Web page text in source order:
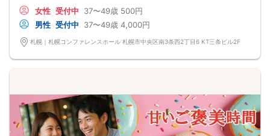
＊飲食メニューは仕入れの関係で変更になる場合がございます
■MATCHING SHUTTER
- マッチングシャッター -男女の間には大振りなカーテンカウントダウンが始ま
る…パーティー開始とともについに開く…あなたの前に現れるのは誰！？
■NEW個室シート採用
ホワイトキーが生んだ未来のマッチングプログラム・カップルになる確率％を事
前に知らせる相性診断機能・話すべき相手は「AI」が決めてくれる
参加条件：友達を増やしたい方・出逢いを探されている方
女性 受付中 37〜49歳 500円
男性 受付中 37〜49歳 4,000円
札幌｜札幌コンファレンスホール 札幌市中央区南3条西2丁目6 KT三条ビル2F